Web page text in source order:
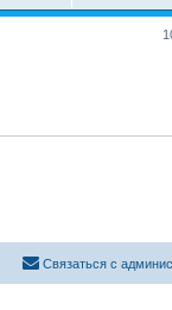
Связаться с